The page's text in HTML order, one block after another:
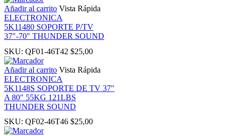
panel
panel
panel
Panel
Añadir al carrito Vista Rápida
ELECTRONICA
5K11480 SOPORTE P/TV
37″-70″ THUNDER SOUND
SKU: QF01-46T42 $25,00
Añadir al carrito Vista Rápida
ELECTRONICA
5K1148S SOPORTE DE TV 37″
A 80″ 55KG 121LBS
THUNDER SOUND
SKU: QF02-46T46 $25,00